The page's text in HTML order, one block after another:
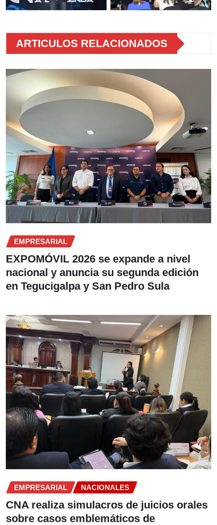
ARTICULOS RELACIONADOS
EMPRESARIAL
EXPOMÓVIL 2026 se expande a nivel
nacional y anuncia su segunda edición
en Tegucigalpa y San Pedro Sula
EMPRESARIAL NACIONALES
CNA realiza simulacros de juicios orales
sobre casos emblemáticos de